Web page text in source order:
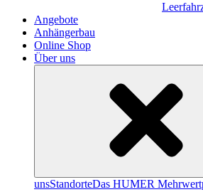
Angebote
Anhängerbau
Online Shop
Über uns
unsStandorteDas HUMER